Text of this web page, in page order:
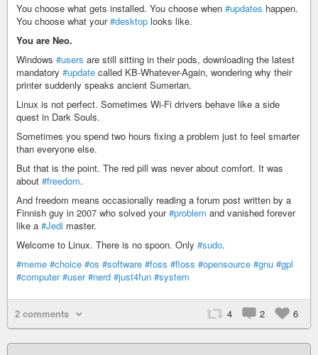
You choose what gets installed. You choose when #updates happen.
You choose what your#desktop looks like.
You are Neo.
Windows #users are still sitting in their pods, downloading the latest
mandatory #update called KB-Whatever-Again, wondering why their
printer suddenly speaks ancient Sumerian.
Linux is not perfect. Sometimes Wi-Fi drivers behave like a side
quest in Dark Souls.
Sometimes you spend two hours fixing a problem just to feel smarter
than everyone else.
But that is the point. The red pill was never about comfort. It was
about #freedom.
And freedom means occasionally reading a forum post written by a
Finnish guy in 2007 who solved your#problem and vanished forever
like a #Jedi master.
Welcome to Linux. There is no spoon. Only #sudo.
#meme #choice #os #software #foss #floss #opensource #gnu #gpl
#computer #user #nerd #just4fun #system
2 comments 4 2 6